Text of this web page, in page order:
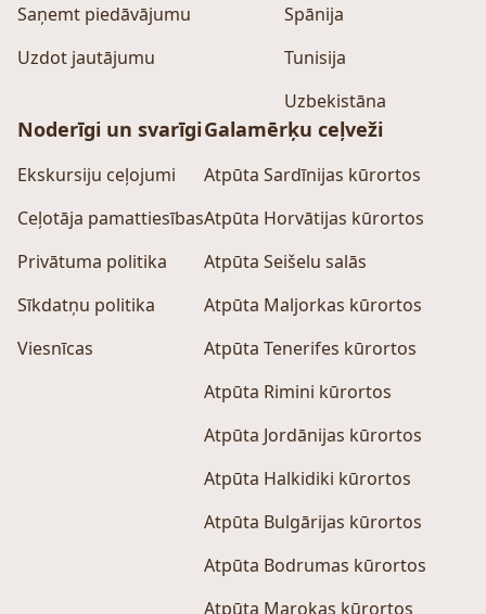
Saņemt piedāvājumu
Uzdot jautājumu
Spānija
Tunisija
Uzbekistāna
Noderīgi un svarīgi
Ekskursiju ceļojumi
Ceļotāja pamattiesības
Privātuma politika
Sīkdatņu politika
Viesnīcas
Galamērķu ceļveži
Atpūta Sardīnijas kūrortos
Atpūta Horvātijas kūrortos
Atpūta Seišelu salās
Atpūta Maljorkas kūrortos
Atpūta Tenerifes kūrortos
Atpūta Rimini kūrortos
Atpūta Jordānijas kūrortos
Atpūta Halkidiki kūrortos
Atpūta Bulgārijas kūrortos
Atpūta Bodrumas kūrortos
Atpūta Marokas kūrortos